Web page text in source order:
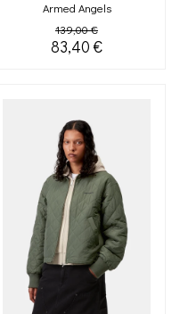
Armed Angels
139,00 €
83,40 €